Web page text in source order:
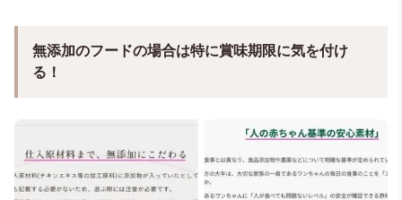
無添加のフードの場合は特に賞味期限に気を付け
る！